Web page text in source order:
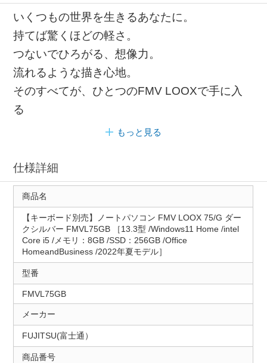
いくつもの世界を生きるあなたに。
持てば驚くほどの軽さ。
つないでひろがる、想像力。
流れるような描き心地。
そのすべてが、ひとつのFMV LOOXで手に入
る
もっと見る
仕様詳細
商品名
【キーボード別売】ノートパソコン FMV LOOX 75/G ダー
クシルバー FMVL75GB ［13.3型 /Windows11 Home /intel
Core i5 /メモリ：8GB /SSD：256GB /Office
HomeandBusiness /2022年夏モデル］
型番
FMVL75GB
メーカー
FUJITSU(富士通）
商品番号